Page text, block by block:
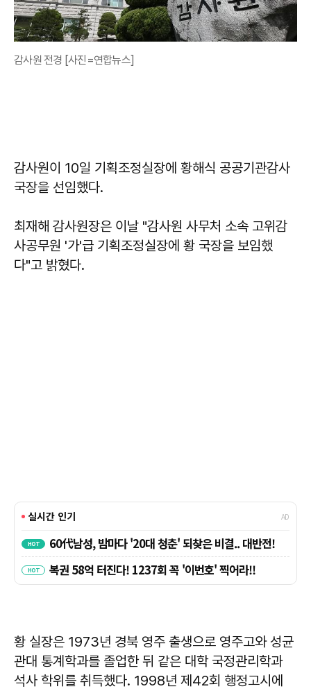
감사원 전경 [사진=연합뉴스]
감사원이 10일 기획조정실장에 황해식 공공기관감사
국장을 선임했다.
최재해 감사원장은 이날 "감사원 사무처 소속 고위감
사공무원 '가'급 기획조정실장에 황 국장을 보임했
다"고 밝혔다.
황 실장은 1973년 경북 영주 출생으로 영주고와 성균
관대 통계학과를 졸업한 뒤 같은 대학 국정관리학과
석사 학위를 취득했다. 1998년 제42회 행정고시에